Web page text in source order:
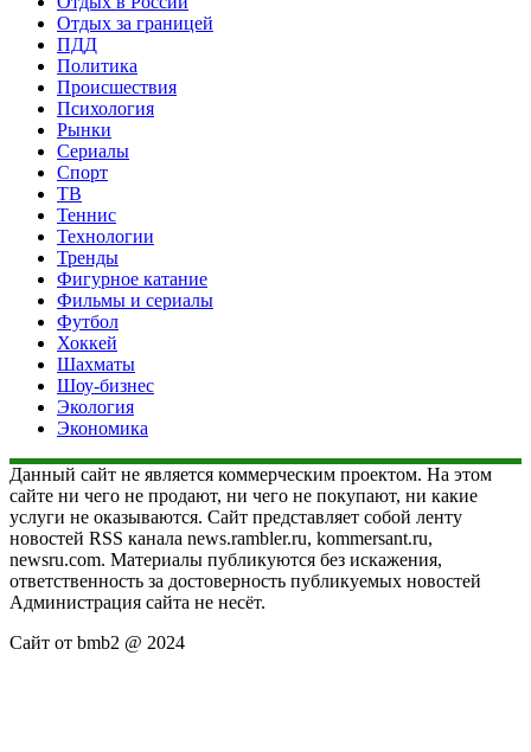
Отдых за границей
ПДД
Политика
Происшествия
Психология
Рынки
Сериалы
Спорт
ТВ
Теннис
Технологии
Тренды
Фигурное катание
Фильмы и сериалы
Футбол
Хоккей
Шахматы
Шоу-бизнес
Экология
Экономика
Данный сайт не является коммерческим проектом. На этом
сайте ни чего не продают, ни чего не покупают, ни какие
услуги не оказываются. Сайт представляет собой ленту
новостей RSS канала news.rambler.ru, kommersant.ru,
newsru.com. Материалы публикуются без искажения,
ответственность за достоверность публикуемых новостей
Администрация сайта не несёт.
Сайт от bmb2 @ 2024